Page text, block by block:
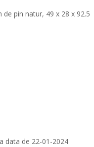
data de 22-01-2024